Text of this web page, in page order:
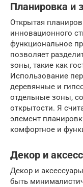
Планировка и
Открытая
инновационного
функциональное
позволяет
зоны, такие как
Использование
деревянные и
отдельные зоны,
открытости. Я
элемент
комфортное и
Декор и
Декор и
быть